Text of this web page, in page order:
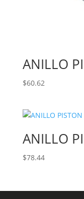
ANILLO
$60.62
ANILLO
$78.44